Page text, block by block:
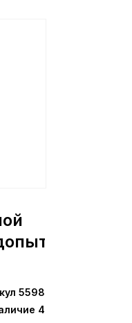
5598
4